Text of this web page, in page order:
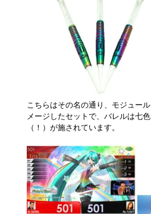
こちらはその名の通り、モジュー
メージしたセットで、バレルは七
（！）が施されています。